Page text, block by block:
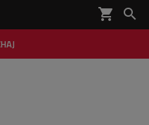
shopping_cart 
